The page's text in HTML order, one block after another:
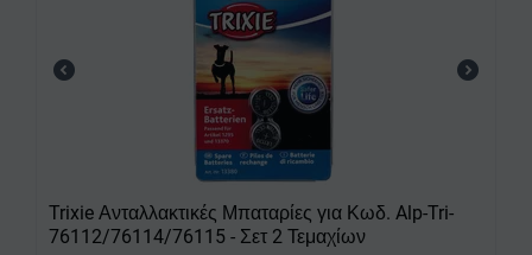
Trixie Ανταλλακτικές Μπαταρίες για Κωδ. Alp-Tri-
76112/76114/76115 - Σετ 2 Τεμαχίων